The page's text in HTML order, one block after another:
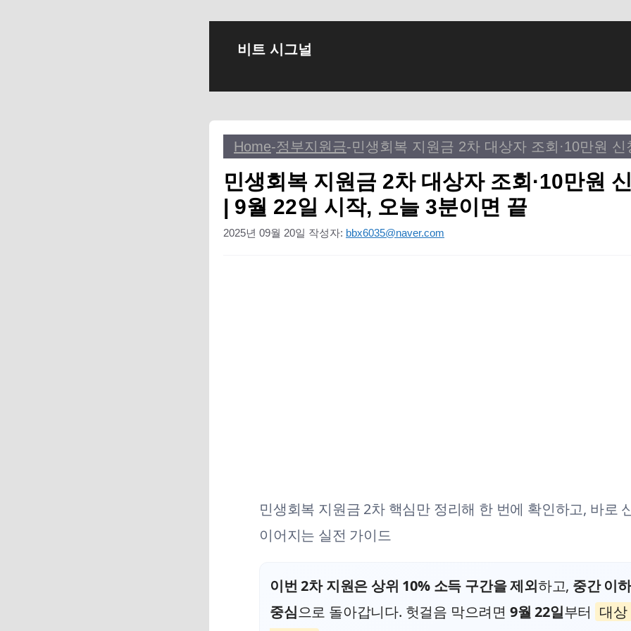
로
비트 시그널
Home-정부지원금-
민생회복 지원금 2차 대상자 조회·10만원
| 9월 22일 시작, 오늘 3분이면 끝
2025년 09월 20일 작성자: bbx6035@naver.com
민생회복 지원금 2차 핵심만 정리해 한 번에 확인하고, 바로
이어지는 실전 가이드
이번 2차 지원은 상위 10% 소득 구간을 제외하고, 중간 이
중심으로 돌아갑니다. 헛걸음 막으려면 9월 22일부터 대